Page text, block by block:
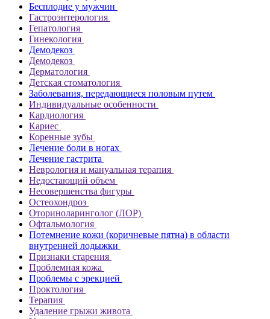
Бесплодие у мужчин
Гастроэнтерология
Гепатология
Гинекология
Демодекоз
Демодекоз
Дерматология
Детская стоматология
Заболевания, передающиеся половым путем
Индивидуальные особенности
Кардиология
Кариес
Коренные зубы
Лечение боли в ногах
Лечение гастрита
Неврология и мануальная терапия
Недостающий объем
Несовершенства фигуры
Остеохондроз
Оториноларинголог (ЛОР)
Офтальмология
Потемнение кожи (коричневые пятна) в области
внутренней лодыжки
Признаки старения
Проблемная кожа
Проблемы с эрекцией
Проктология
Терапия
Удаление грыжи живота